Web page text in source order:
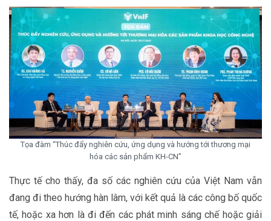
Tọa đàm “Thúc đẩy nghiên cứu, ứng dụng và hướng tới thương mại
hóa các sản phẩm KH-CN”
Thực tế cho thấy, đa số các nghiên cứu của Việt Nam vẫn
đang đi theo hướng hàn lâm, với kết quả là các công bố quốc
tế, hoặc xa hơn là đi đến các phát minh sáng chế hoặc giải